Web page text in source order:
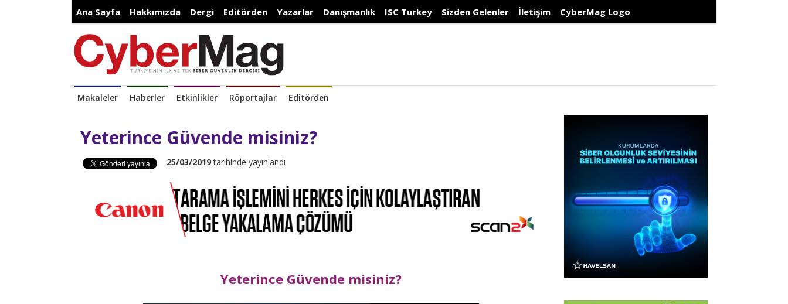
Ana Sayfa Hakkımızda Dergi Editörden Yazarlar Danışmanlık ISC Turkey Sizden Gelenler İletişim CyberMag Logo
Makaleler Haberler Etkinlikler Röportajlar Editörden
Yeterince Güvende misiniz?
25/03/2019tarihinde yayınlandı
Yeterince Güvende misiniz?